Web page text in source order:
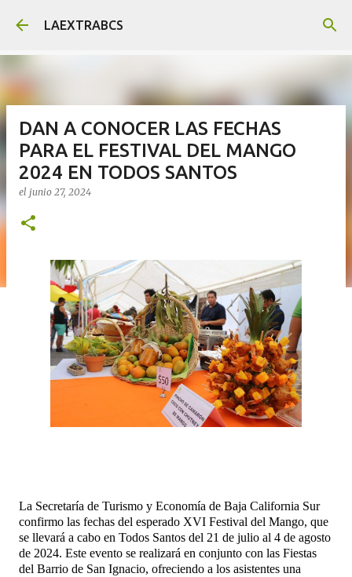
Ir al contenido principal
LAEXTRABCS
DAN A CONOCER LAS FECHAS
PARA EL FESTIVAL DEL MANGO
2024 EN TODOS SANTOS
el junio 27, 2024
La Secretaría de Turismo y Economía de Baja California Sur
confirmo las fechas del esperado XVI Festival del Mango, que
se llevará a cabo en Todos Santos del 21 de julio al 4 de agosto
de 2024. Este evento se realizará en conjunto con las Fiestas
del Barrio de San Ignacio, ofreciendo a los asistentes una